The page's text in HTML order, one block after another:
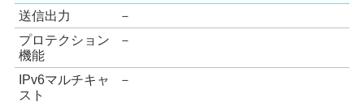
送信出力
－
プロテクション
機能
－
IPv6マルチキャ
スト
－